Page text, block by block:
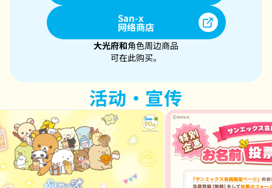
San-x
网络商店
大光府和角色周边商品
可在此购买。
活动・宣传